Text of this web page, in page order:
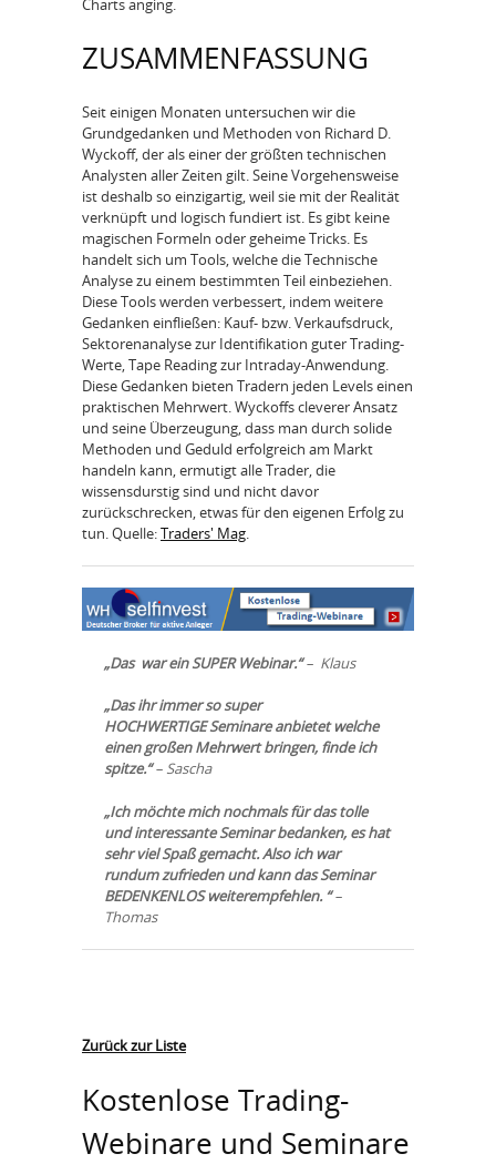
Charts anging.
ZUSAMMENFASSUNG
Seit einigen Monaten untersuchen wir die
Grundgedanken und Methoden von Richard D.
Wyckoff, der als einer der größten technischen
Analysten aller Zeiten gilt. Seine Vorgehensweise
ist deshalb so einzigartig, weil sie mit der Realität
verknüpft und logisch fundiert ist. Es gibt keine
magischen Formeln oder geheime Tricks. Es
handelt sich um Tools, welche die Technische
Analyse zu einem bestimmten Teil einbeziehen.
Diese Tools werden verbessert, indem weitere
Gedanken einfließen: Kauf- bzw. Verkaufsdruck,
Sektorenanalyse zur Identifikation guter Trading-
Werte, Tape Reading zur Intraday-Anwendung.
Diese Gedanken bieten Tradern jeden Levels einen
praktischen Mehrwert. Wyckoffs cleverer Ansatz
und seine Überzeugung, dass man durch solide
Methoden und Geduld erfolgreich am Markt
handeln kann, ermutigt alle Trader, die
wissensdurstig sind und nicht davor
zurückschrecken, etwas für den eigenen Erfolg zu
tun. Quelle:Traders' Mag.
„Das war ein SUPER Webinar.“– Klaus
„Das ihr immer so super
HOCHWERTIGE Seminare anbietet welche
einen großen Mehrwert bringen, finde ich
spitze.“– Sascha
„Ich möchte mich nochmals für das tolle
und interessante Seminar bedanken, es hat
sehr viel Spaß gemacht. Also ich war
rundum zufrieden und kann das Seminar
BEDENKENLOS weiterempfehlen. “–
Thomas
Zurück zur Liste
Kostenlose Trading-
Webinare und Seminare